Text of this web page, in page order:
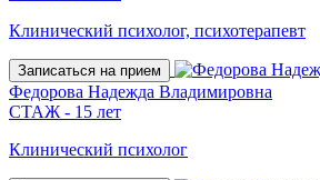
Клинический психолог, психотерапевт
Записаться на прием
Федорова Надежда Владимировна
СТАЖ - 15 лет
Клинический психолог